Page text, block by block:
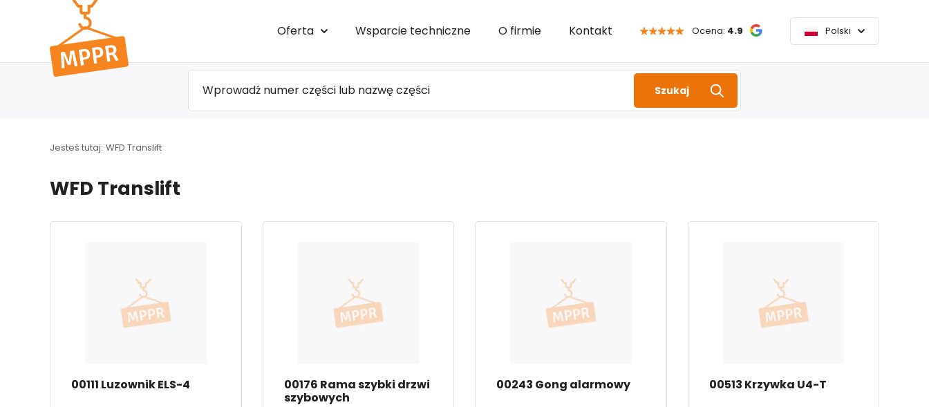
do menu
głównego
Oferta Wsparcie techniczne O firmie Kontakt Ocena: 4.9 Polski
Szukaj
Jesteś tutaj: WFD Translift
WFD Translift
00111 Luzownik ELS-4
00176 Rama szybki drzwi
szybowych
00243 Gong alarmowy 00513 Krzywka U4-T